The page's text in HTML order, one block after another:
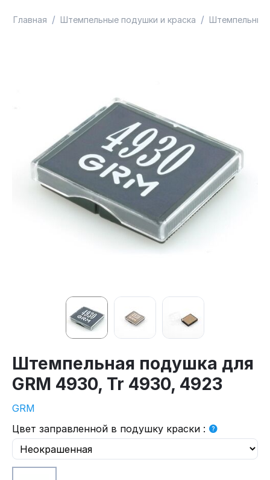
Главная / Штемпельные подушки и краска / Штемпельные
Штемпельная подушка для
GRM 4930, Tr 4930, 4923
GRM
Цвет заправленной в подушку краски :